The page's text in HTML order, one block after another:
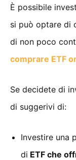
È possibile
si può optare di
di non poco
comprare ETF
Se decidete di
di suggerivi di:
Investire una
di ETF che